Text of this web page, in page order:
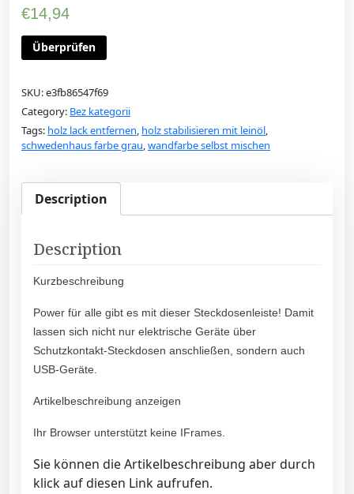
€14,94
Überprüfen
SKU:e3fb86547f69
Category: Bez kategorii
Tags: holz lack entfernen, holz stabilisieren mit leinöl,
schwedenhaus farbe grau,wandfarbe selbst mischen
Description
Description
Kurzbeschreibung
Power für alle gibt es mit dieser Steckdosenleiste! Damit
lassen sich nicht nur elektrische Geräte über
Schutzkontakt-Steckdosen anschließen, sondern auch
USB-Geräte.
Artikelbeschreibung anzeigen
Ihr Browser unterstützt keine IFrames.
Sie können die Artikelbeschreibung aber durch
klick auf diesen Link aufrufen.